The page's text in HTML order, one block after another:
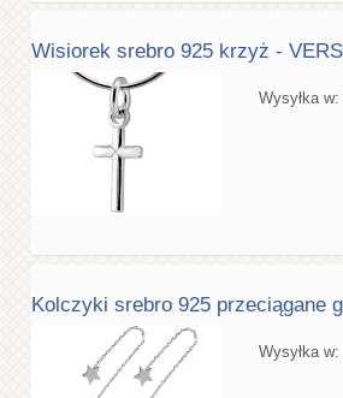
Wisiorek srebro 925 krzyż -
Wysyłka w:
Kolczyki srebro 925 przeciągane
Wysyłka w: